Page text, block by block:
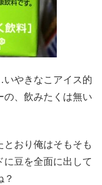
やきなこアイス的
の、飲みたくは無い
とおり俺はそもそも
に豆を全面に出して
？